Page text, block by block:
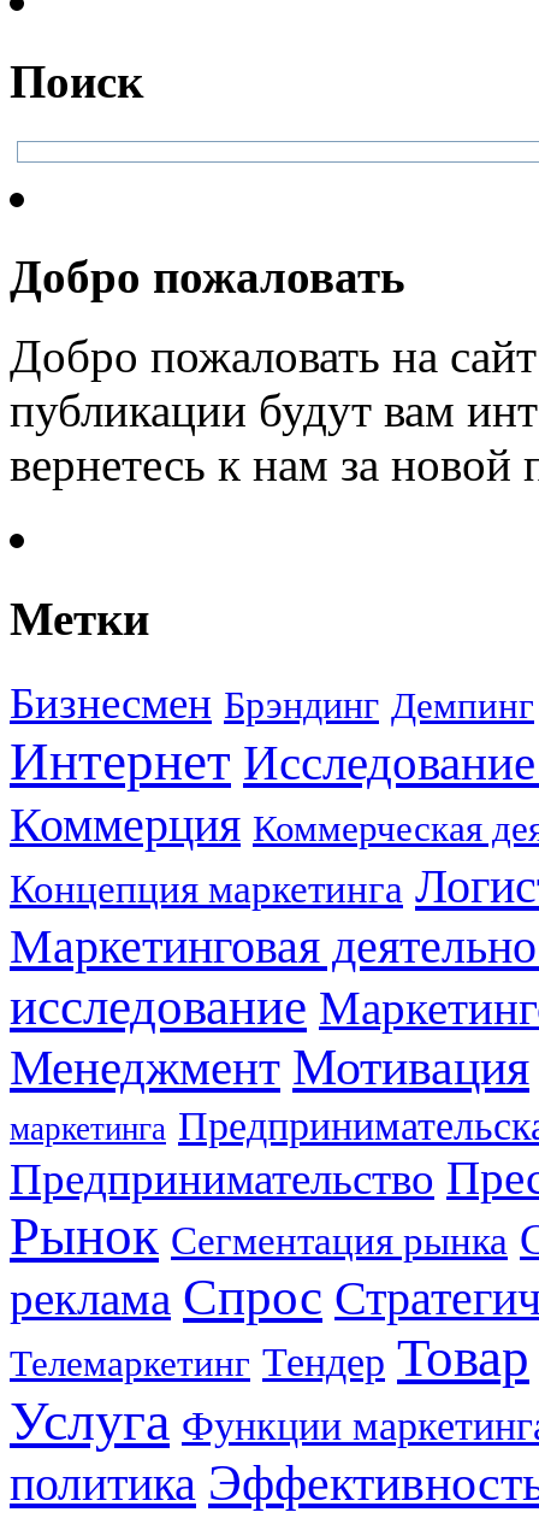
Поиск
Добро пожаловать
Добро пожаловать на
публикации будут вам
вернетесь к нам за
Метки
Бизнесмен Брэндинг Демпинг
Интернет
Коммерция Коммерческая
Концепция маркетинга
Маркетинговая
исследование
Менеджмент Мотивация
маркетинга
Предпринимательство
Рынок Сегментация рынка
реклама Спрос
Телемаркетинг Тендер Товар
Услуга Функции
политика